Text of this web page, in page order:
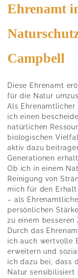
Ehrenamt
Campbell
Diese Ehrenamt
für die Natur
Als
ich einen
natürlichen
biologischen
aktiv dazu
Generationen
Ob ich in einem
Reinigung von
mich für den
– als
persönlichen
zu einem
Durch das
ich auch wertvolle
erweitern und
ich dazu bei, dass
Natur sensibilisiert